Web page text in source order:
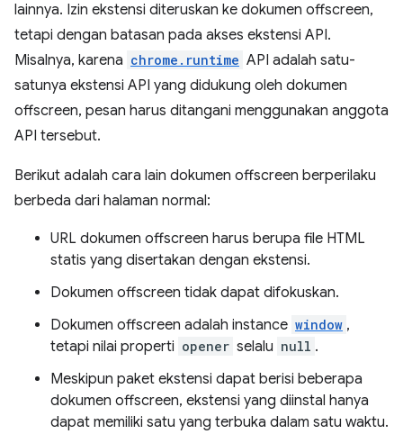
lainnya. Izin ekstensi diteruskan ke dokumen offscreen,
tetapi dengan batasan pada akses ekstensi API.
Misalnya, karena chrome.runtime API adalah satu-
satunya ekstensi API yang didukung oleh dokumen
offscreen, pesan harus ditangani menggunakan anggota
API tersebut.
Berikut adalah cara lain dokumen offscreen berperilaku
berbeda dari halaman normal:
URL dokumen offscreen harus berupa file HTML
statis yang disertakan dengan ekstensi.
Dokumen offscreen tidak dapat difokuskan.
Dokumen offscreen adalah instance window ,
tetapi nilai properti opener selalu null .
Meskipun paket ekstensi dapat berisi beberapa
dokumen offscreen, ekstensi yang diinstal hanya
dapat memiliki satu yang terbuka dalam satu waktu.